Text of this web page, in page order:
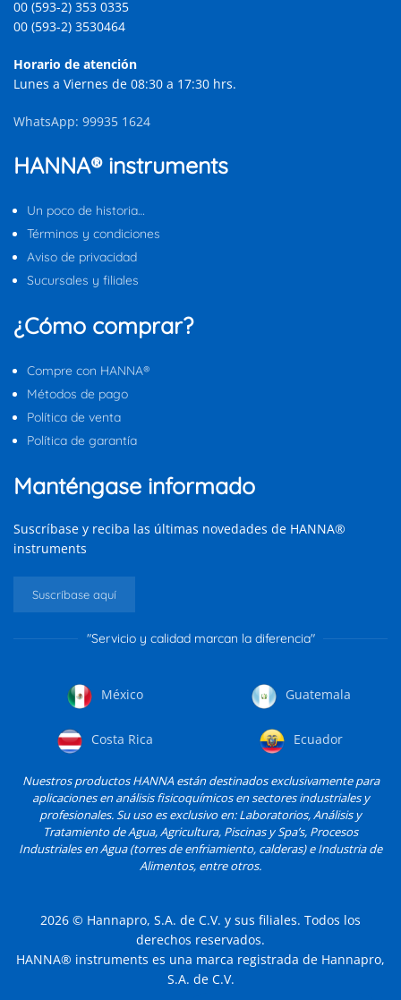
00 (593-2) 353 0335
00 (593-2) 3530464
Horario de atención
Lunes a Viernes de 08:30 a 17:30 hrs.
WhatsApp: 99935 1624
HANNA® instruments
Un poco de historia…
Términos y condiciones
Aviso de privacidad
Sucursales y filiales
¿Cómo comprar?
Compre con HANNA®
Métodos de pago
Política de venta
Política de garantía
Manténgase informado
Suscríbase y reciba las últimas novedades de HANNA®
instruments
Suscríbase aquí
"Servicio y calidad marcan la diferencia"
México Guatemala
Costa Rica Ecuador
Nuestros productos HANNA están destinados exclusivamente para
aplicaciones en análisis fisicoquímicos en sectores industriales y
profesionales. Su uso es exclusivo en: Laboratorios, Análisis y
Tratamiento de Agua, Agricultura, Piscinas y Spa’s, Procesos
Industriales en Agua (torres de enfriamiento, calderas) e Industria de
Alimentos, entre otros.
2026 © Hannapro, S.A. de C.V. y sus filiales. Todos los
derechos reservados.
HANNA® instruments es una marca registrada de Hannapro,
S.A. de C.V.